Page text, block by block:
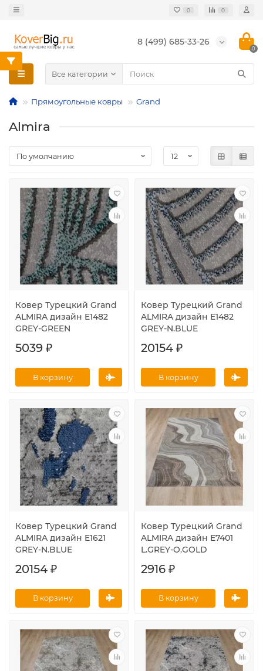
0 0
8 (499) 685-33-26
0
Все категории
Прямоугольные ковры Grand
Almira
Ковер Турецкий Grand
ALMIRA дизайн E1482
GREY-GREEN
5039 ₽
В корзину
Ковер Турецкий Grand
ALMIRA дизайн E1482
GREY-N.BLUE
20154 ₽
В корзину
Ковер Турецкий Grand
ALMIRA дизайн E1621
GREY-N.BLUE
20154 ₽
В корзину
Ковер Турецкий Grand
ALMIRA дизайн E7401
L.GREY-O.GOLD
2916 ₽
В корзину